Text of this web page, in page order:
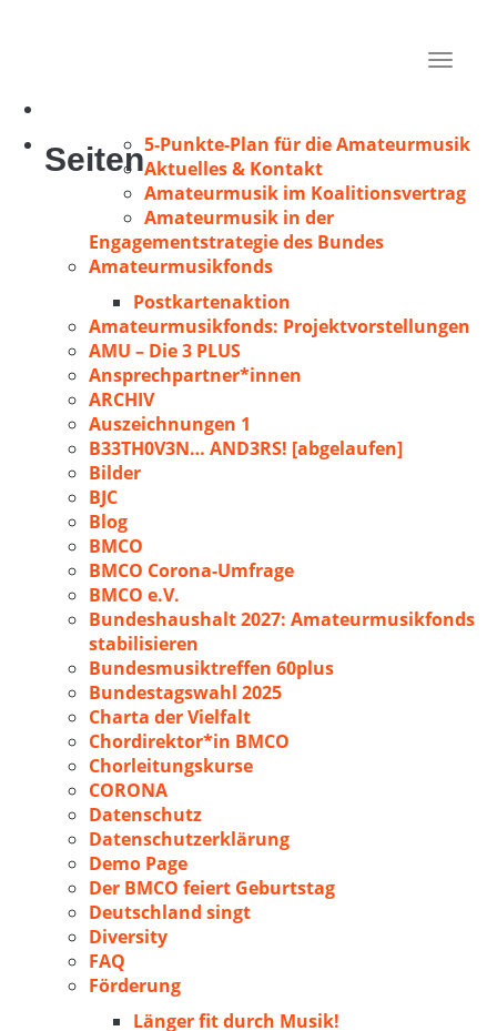
Toggle
Seiten5-Punkte-Plan für die Amateurmusik
Aktuelles & Kontakt
Amateurmusik im Koalitionsvertrag
Amateurmusik in der
Engagementstrategie des Bundes
Amateurmusikfonds
Postkartenaktion
Amateurmusikfonds: Projektvorstellungen
AMU – Die 3 PLUS
Ansprechpartner*innen
ARCHIV
Auszeichnungen 1
B33TH0V3N… AND3RS! [abgelaufen]
Bilder
BJC
Blog
BMCO
BMCO Corona-Umfrage
BMCO e.V.
Bundeshaushalt 2027: Amateurmusikfonds
stabilisieren
Bundesmusiktreffen 60plus
Bundestagswahl 2025
Charta der Vielfalt
Chordirektor*in BMCO
Chorleitungskurse
CORONA
Datenschutz
Datenschutzerklärung
Demo Page
Der BMCO feiert Geburtstag
Deutschland singt
Diversity
FAQ
Förderung
Länger fit durch Musik!